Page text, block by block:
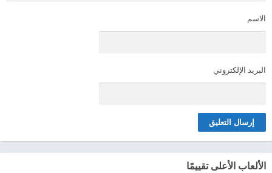
الاسم
البريد الإلكتروني
الألعاب الأعلى تقييمًا